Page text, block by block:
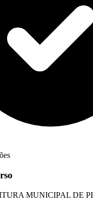
MUNICIPAL DE